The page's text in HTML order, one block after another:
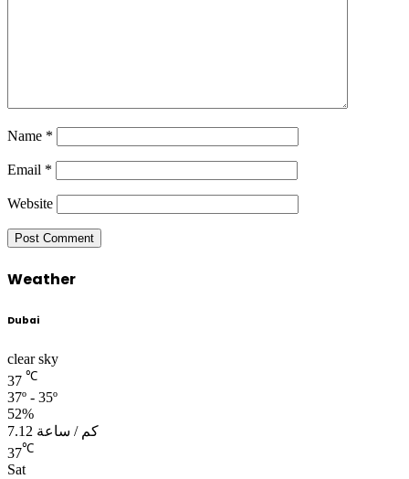
Name *
Email *
Website
Weather
Dubai
clear sky
37 ℃
37º - 35º
52%
7.12 كم / ساعة
37℃
Sat